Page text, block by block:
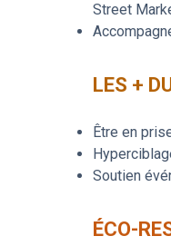
Street
LES +
Être en
Soutien
ÉCO-